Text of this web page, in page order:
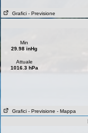
Grafici - Previsione
Min
29.98 inHg
Attuale
1016.3 hPa
Grafici - Previsione - Mappa